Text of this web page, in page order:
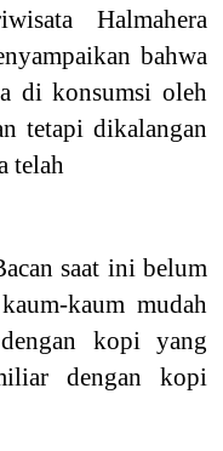
Halmahera
bahwa
di konsumsi oleh
tetapi dikalangan
telah
saat ini belum
kaum mudah
kopi yang
dengan kopi